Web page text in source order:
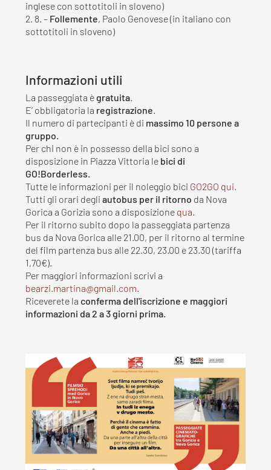
inglese con sottotitoli in sloveno)
2. 8. – Follemente, Paolo Genovese (in italiano con
sottotitoli in sloveno)
Informazioni utili
La passeggiata ègratuita.
E’ obbligatoria la registrazione.
Il numero di partecipanti è di massimo 10 persone a
gruppo.
Per chi non è in possesso della bici sono a
disposizione in Piazza Vittoria le bici di
GO!Borderless.
Tutte le informazioni per il noleggio bici GO2GO qui.
Tutti gli orari degli autobus per il ritorno da Nova
Gorica a Gorizia sono a disposizione qua.
Per il ritorno subito dopo la passeggiata partenza
bus da Nova Gorica alle 21.00, per il ritorno al termine
del film partenza bus alle 22.30, 23.00 e 23.30 (tariffa
1,70€).
Per maggiori informazioni scrivi a
.
Riceverete la conferma dell'iscrizione e maggiori
informazioni da 2 a 3 giorni prima.